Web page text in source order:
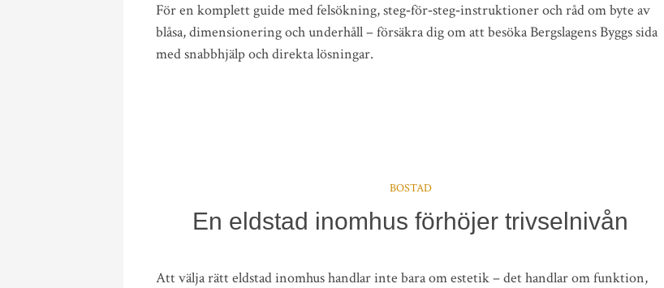
För en komplett guide med felsökning, steg‑för‑steg‑instruktioner och råd om byte av
blåsa, dimensionering och underhåll – försäkra dig om att besöka Bergslagens Byggs sida
med snabbhjälp och direkta lösningar.
BOSTAD
En eldstad inomhus förhöjer trivselnivån
Att välja rätt eldstad inomhus handlar inte bara om estetik – det handlar om funktion,